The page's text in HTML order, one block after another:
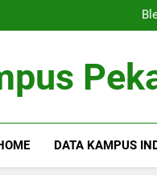
DATA KAMPUS